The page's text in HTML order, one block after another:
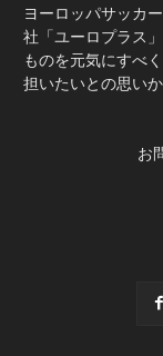
ヨーロッパサッカ
社「ユーロプラス
ものを元気にすべ
担いたいとの思い
お